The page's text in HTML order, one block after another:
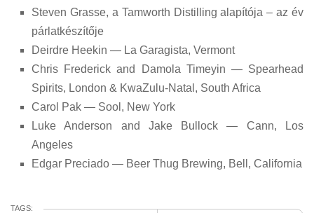
Steven Grasse, a Tamworth Distilling alapítója – az év
párlatkészítője
Deirdre Heekin — La Garagista, Vermont
Chris Frederick and Damola Timeyin — Spearhead
Spirits, London & KwaZulu-Natal, South Africa
Carol Pak — Sool, New York
Luke Anderson and Jake Bullock — Cann, Los
Angeles
Edgar Preciado — Beer Thug Brewing, Bell, California
TAGS: